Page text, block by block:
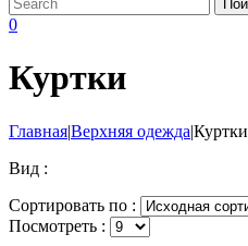
0
Куртки
Главная|Верхняя одежда|Куртки
Вид :
Сортировать по :
Посмотреть :